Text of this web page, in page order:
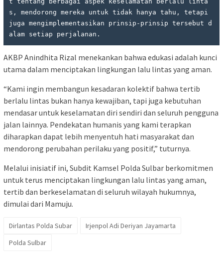
s, mendorong mereka untuk tidak hanya tahu, tetapi
juga mengimplementasikan prinsip-prinsip tersebut d
alam setiap perjalanan.
AKBP Anindhita Rizal menekankan bahwa edukasi adalah kunci
utama dalam menciptakan lingkungan lalu lintas yang aman.
“Kami ingin membangun kesadaran kolektif bahwa tertib
berlalu lintas bukan hanya kewajiban, tapi juga kebutuhan
mendasar untuk keselamatan diri sendiri dan seluruh pengguna
jalan lainnya. Pendekatan humanis yang kami terapkan
diharapkan dapat lebih menyentuh hati masyarakat dan
mendorong perubahan perilaku yang positif,” tuturnya.
Melalui inisiatif ini, Subdit Kamsel Polda Sulbar berkomitmen
untuk terus menciptakan lingkungan lalu lintas yang aman,
tertib dan berkeselamatan di seluruh wilayah hukumnya,
dimulai dari Mamuju.
Dirlantas Polda Subar
Irjenpol Adi Deriyan Jayamarta
Polda Sulbar